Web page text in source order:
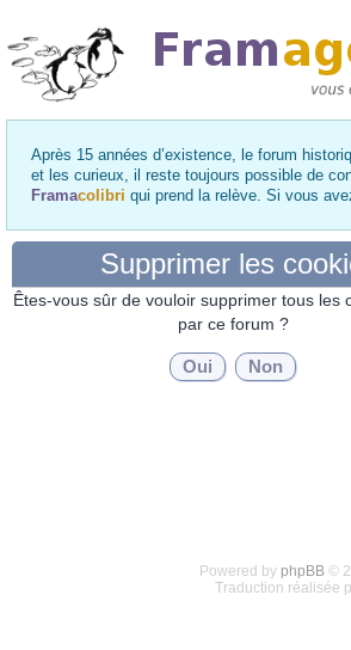
Après 15 années d’existence, le forum
et les curieux, il reste toujours possible de
Framacolibri qui prend la relève. Si vous
Supprimer les
Êtes-vous sûr de vouloir supprimer tous les
par ce forum ?
Powered by phpBB©
Traduction réalisée